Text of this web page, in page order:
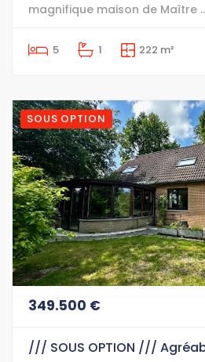
magnifique maison de Maître
5 1 222 m²
SOUS OPTION
349.500 €
/// SOUS OPTION ///